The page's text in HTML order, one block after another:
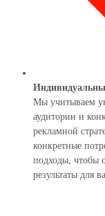
Мы учитываем
аудитории и
рекламной
конкретные
подходы, чтобы
результаты для